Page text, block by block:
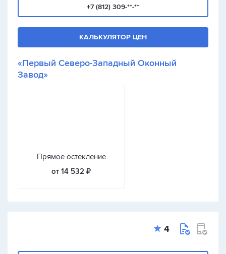
+7 (812) 309-**-**
КАЛЬКУЛЯТОР ЦЕН
«Первый Северо-Западный Оконный
Завод»
Прямое остекление
от 14 532 ₽
4